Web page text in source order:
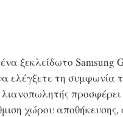
ξεκλείδωτο Samsung
ελέγξετε τη συμφωνία
προσφέρει
χώρου αποθήκευσης,